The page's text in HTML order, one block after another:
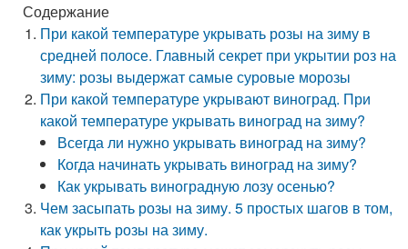
Содержание
При какой температуре укрывать розы на зиму в
средней полосе. Главный секрет при укрытии роз на
зиму: розы выдержат самые суровые морозы
При какой температуре укрывают виноград. При
какой температуре укрывать виноград на зиму?
Всегда ли нужно укрывать виноград на зиму?
Когда начинать укрывать виноград на зиму?
Как укрывать виноградную лозу осенью?
Чем засыпать розы на зиму. 5 простых шагов в том,
как укрыть розы на зиму.